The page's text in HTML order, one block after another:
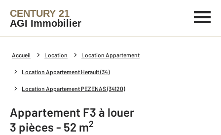
CENTURY 21
AGI Immobilier
Accueil Location Location Appartement
Location Appartement Herault (34)
Location Appartement PEZENAS (34120)
Appartement F3 à louer
3 pièces - 52 m2